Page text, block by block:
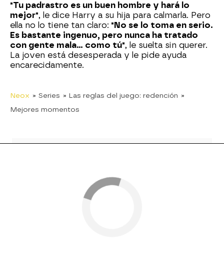
"Tu padrastro es un buen hombre y hará lo
mejor", le dice Harry a su hija para calmarla. Pero
ella no lo tiene tan claro: "No se lo toma en serio.
Es bastante ingenuo, pero nunca ha tratado
con gente mala… como tú", le suelta sin querer.
La joven está desesperada y le pide ayuda
encarecidamente.
Neox » Series » Las reglas del juego: redención »
Mejores momentos